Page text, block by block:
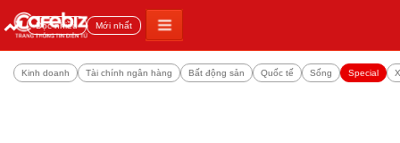
Đọc nhiều Mới nhất
Kinh doanh Tài chính ngân hàng Bất động sản Quốc tế Sống Special